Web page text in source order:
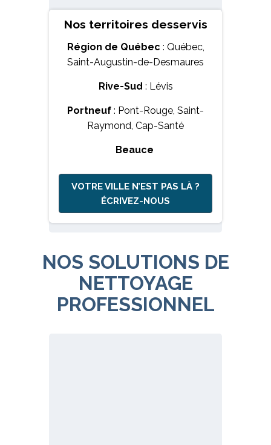
Nos territoires desservis
Région de Québec : Québec,
Saint-Augustin-de-Desmaures
Rive-Sud : Lévis
Portneuf : Pont-Rouge, Saint-
Raymond, Cap-Santé
Beauce
VOTRE VILLE N’EST PAS LÀ ?
ÉCRIVEZ-NOUS
NOS SOLUTIONS DE
NETTOYAGE
PROFESSIONNEL